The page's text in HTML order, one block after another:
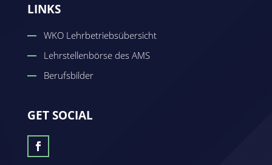
LINKS
WKO Lehrbetriebsübersicht
Lehrstellenbörse des AMS
Berufsbilder
GET SOCIAL